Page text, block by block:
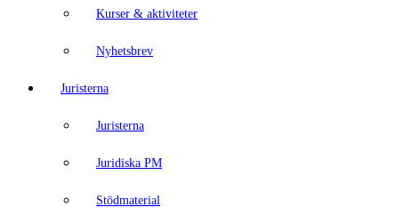
Kurser & aktiviteter
Nyhetsbrev
Juristerna
Juristerna
Juridiska PM
Stödmaterial